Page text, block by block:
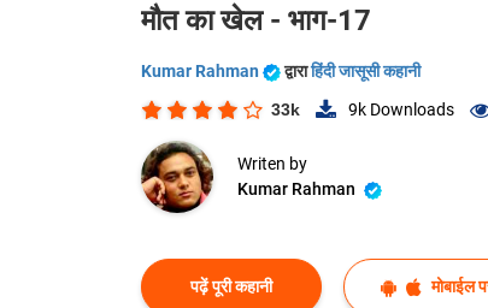
मौत का खेल - भाग-17
Kumar Rahman द्वाराहिंदी जासूसी कहानी
33k 9k Downloads
Writen by
Kumar Rahman
पढ़ें पूरी कहानी मोबाईल